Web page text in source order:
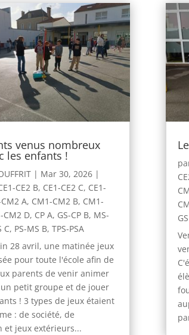
venus nombreux
les enfants !
| Mar 30, 2026|
CE2 B, CE1-CE2 C, CE1-
A, CM1-CM2 B, CM1-
CM2 D, CP A, GS-CP B, MS-
C, PS-MS B, TPS-PSA
28 avril, une matinée jeux
pour toute l'école afin de
parents de venir animer
petit groupe et de jouer
! 3 types de jeux étaient
: de société, de
et jeux extérieurs...